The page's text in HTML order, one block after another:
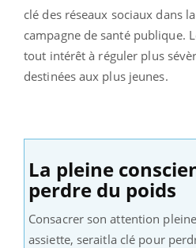
clé des réseaux sociaux dans
campagne de santé publique.
tout intérêt à réguler plus
destinées aux plus jeunes.
La pleine
perdre du poids
Consacrer son attention
assiette, seraitla clé pour